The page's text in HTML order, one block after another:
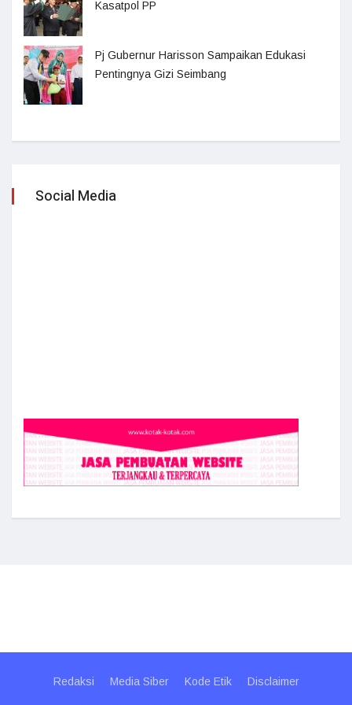
Kasatpol PP
Pj Gubernur Harisson Sampaikan Edukasi
Pentingnya Gizi Seimbang
Social Media
Redaksi Media Siber Kode Etik Disclaimer